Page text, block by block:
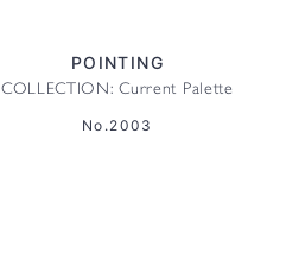
POINTING
COLLECTION: Current Palette
No.2003